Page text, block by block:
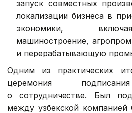
запуск совместных
локализации бизнеса в
экономики,
машиностроение,
и перерабатывающую
Одним из практических
церемония
о сотрудничестве. Был
между узбекской